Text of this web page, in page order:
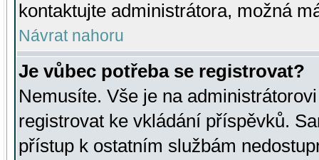
kontaktujte administrátora, možná
Návrat nahoru
Je vůbec potřeba se registrovat?
Nemusíte. Vše je na
registrovat ke vkládání příspěvků.
přístup k ostatním službám